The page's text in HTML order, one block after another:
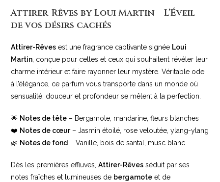
Attirer-Rêves by Loui Martin – L’Éveil
de vos désirs cachés
Attirer-Rêves est une fragrance captivante signée Loui
Martin , conçue pour celles et ceux qui souhaitent révéler leur
charme intérieur et faire rayonner leur mystère. Véritable ode
à l’élégance, ce parfum vous transporte dans un monde où
sensualité, douceur et profondeur se mêlent à la perfection.
🌟 Notes de tête – Bergamote, mandarine, fleurs blanches
❤️ Notes de cœur– Jasmin étoilé, rose veloutée, ylang-ylang
🌿 Notes de fond – Vanille, bois de santal, musc blanc
Dès les premières effluves,Attirer-Rêves séduit par ses
notes fraîches et lumineuses de bergamote et de